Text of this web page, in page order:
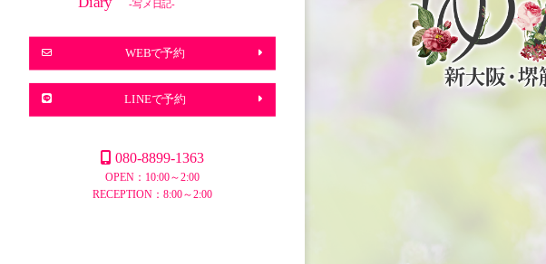
-写メ日記-
WEBで予約
LINEで予約
080-8899-1363
OPEN：10:00～2:00
RECEPTION：8:00～2:00